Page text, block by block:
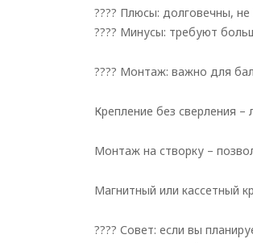
???? Плюсы: долговечны,
???? Минусы: требуют
???? Монтаж: важно для
Крепление без сверления
Монтаж на створку –
Магнитный или кассетный
???? Совет: если вы